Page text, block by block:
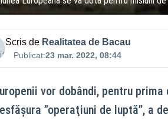
Scris de Realitatea de Bacau
Publicat:23 mar. 2022, 08:44
vor dobândi, pentru
”operaţiuni de luptă”, a